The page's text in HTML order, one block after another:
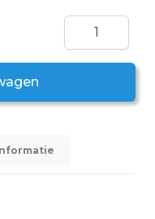
vriend
Aantal